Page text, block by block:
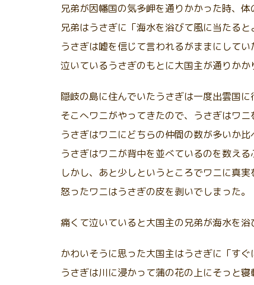
兄弟が因幡国の気多岬を通りかかった時、
兄弟はうさぎに「海水を浴びて風に当たると
うさぎは嘘を信じて言われるがままにして
泣いているうさぎのもとに大国主が通りか
隠岐の島に住んでいたうさぎは一度出雲国
そこへワニがやってきたので、うさぎはワニ
うさぎはワニにどちらの仲間の数が多いか比
うさぎはワニが背中を並べているのを数え
しかし、あと少しというところでワニに真
怒ったワニはうさぎの皮を剥いでしまった。
痛くて泣いていると大国主の兄弟が海水を
かわいそうに思った大国主はうさぎに「す
うさぎは川に浸かって蒲の花の上にそっと